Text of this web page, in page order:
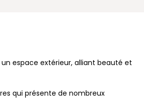
espace extérieur, alliant beauté et
qui présente de nombreux